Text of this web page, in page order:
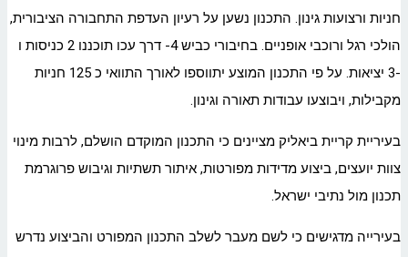
חניות ורצועות גינון. התכנון נשען על רעיון העדפת התחבורה הציבורית,
הולכי רגל ורוכבי אופניים. בחיבורי כביש 4- דרך עכו תוכננו 2 כניסות ו
-3 יציאות. על פי התכנון המוצע יתווספו לאורך התוואי כ 125 חניות
מקבילות, ויבוצעו עבודות תאורה וגינון.
בעיריית קריית ביאליק מציינים כי התכנון המוקדם הושלם, לרבות מינוי
צוות יועצים, ביצוע מדידות מפורטות, איתור תשתיות וגיבוש פרוגרמת
תכנון מול נתיבי ישראל.
בעירייה מדגישים כי לשם מעבר לשלב התכנון המפורט והביצוע נדרש